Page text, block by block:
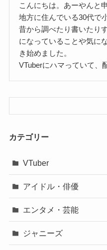
こんにちは。あーやんと
地方に住んでいる30代で
昔から調べたり書いたり
になっていることや気に
き始めました。
VTuberにハマっていて、
カテゴリー
VTuber
アイドル・俳優
エンタメ・芸能
ジャニーズ